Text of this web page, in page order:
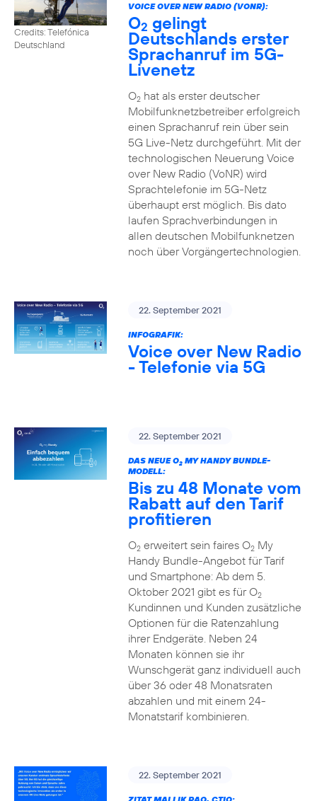
Credits: Telefónica
Deutschland
VOICE OVER NEW RADIO (VONR):
O2 gelingt
Deutschlands erster
Sprachanruf im 5G-
Livenetz
O2hat als erster deutscher
Mobilfunknetzbetreiber erfolgreich
einen Sprachanruf rein über sein
5G Live-Netz durchgeführt. Mit der
technologischen Neuerung Voice
over New Radio (VoNR) wird
Sprachtelefonie im 5G-Netz
überhaupt erst möglich. Bis dato
laufen Sprachverbindungen in
allen deutschen Mobilfunknetzen
noch über Vorgängertechnologien.
22. September 2021
INFOGRAFIK:
Voice over New Radio
- Telefonie via 5G
22. September 2021
DAS NEUE O2MY HANDY BUNDLE-
MODELL:
Bis zu 48 Monate vom
Rabatt auf den Tarif
profitieren
O2erweitert sein faires O2My
Handy Bundle-Angebot für Tarif
und Smartphone: Ab dem 5.
Oktober 2021 gibt es für O2
Kundinnen und Kunden zusätzliche
Optionen für die Ratenzahlung
ihrer Endgeräte. Neben 24
Monaten können sie ihr
Wunschgerät ganz individuell auch
über 36 oder 48 Monatsraten
abzahlen und mit einem 24-
Monatstarif kombinieren.
22. September 2021